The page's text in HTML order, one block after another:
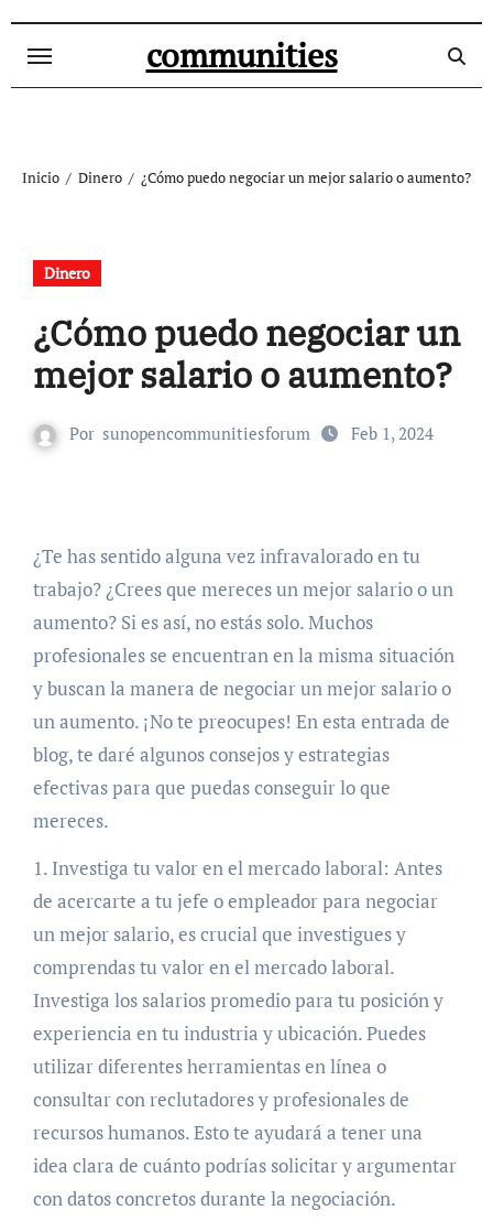
communities
Inicio Dinero ¿Cómo puedo negociar un mejor salario o aumento?
Dinero
¿Cómo puedo negociar un
mejor salario o aumento?
Por sunopencommunitiesforum Feb 1, 2024
¿Te has sentido alguna vez infravalorado en tu
trabajo? ¿Crees que mereces un mejor salario o un
aumento? Si es así, no estás solo. Muchos
profesionales se encuentran en la misma situación
y buscan la manera de negociar un mejor salario o
un aumento. ¡No te preocupes! En esta entrada de
blog, te daré algunos consejos y estrategias
efectivas para que puedas conseguir lo que
mereces.
1. Investiga tu valor en el mercado laboral: Antes
de acercarte a tu jefe o empleador para negociar
un mejor salario, es crucial que investigues y
comprendas tu valor en el mercado laboral.
Investiga los salarios promedio para tu posición y
experiencia en tu industria y ubicación. Puedes
utilizar diferentes herramientas en línea o
consultar con reclutadores y profesionales de
recursos humanos. Esto te ayudará a tener una
idea clara de cuánto podrías solicitar y argumentar
con datos concretos durante la negociación.